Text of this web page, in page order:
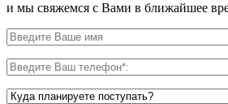
и мы свяжемся с Вами в ближайшее